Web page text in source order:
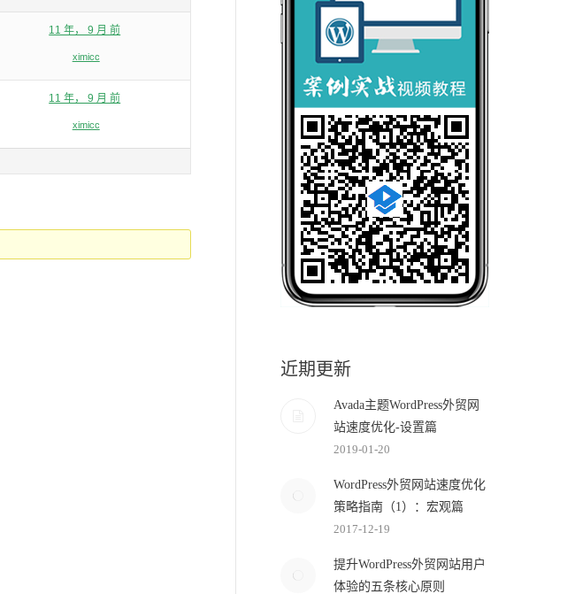
11 年， 9 月 前
ximicc
11 年， 9 月 前
ximicc
近期更新
Avada主题WordPress外贸网
站速度优化-设置篇
2019-01-20
WordPress外贸网站速度优化
策略指南（1）：宏观篇
2017-12-19
提升WordPress外贸网站用户
体验的五条核心原则